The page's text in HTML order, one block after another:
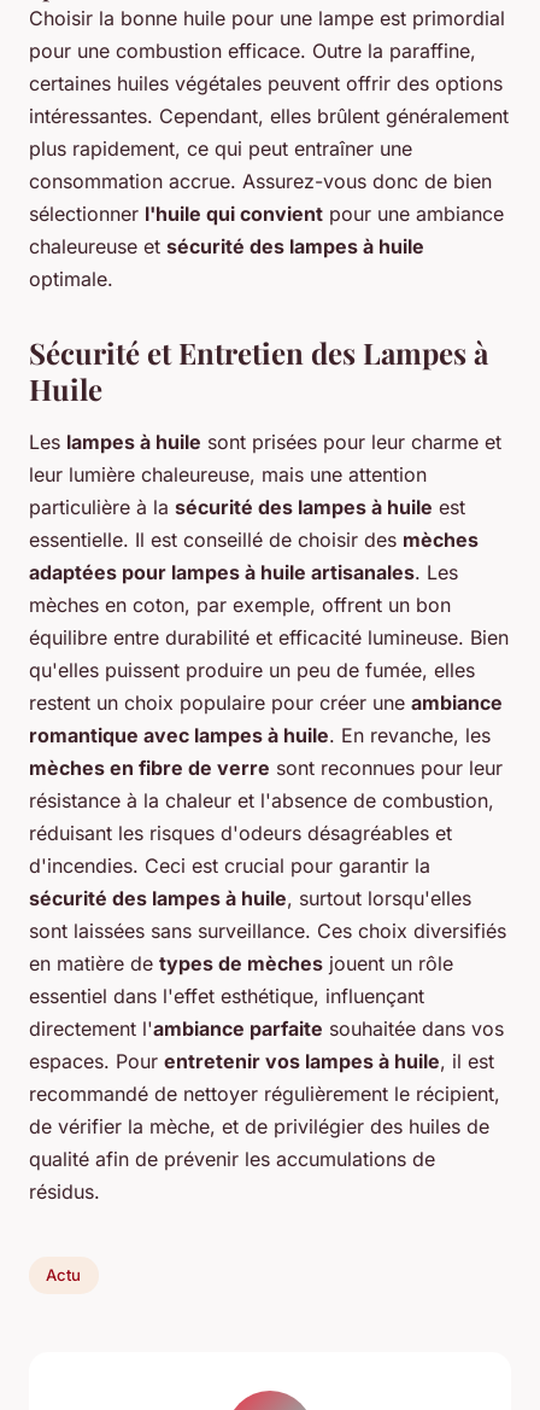
Choisir la bonne huile pour une lampe est primordial
pour une combustion efficace. Outre la paraffine,
certaines huiles végétales peuvent offrir des options
intéressantes. Cependant, elles brûlent généralement
plus rapidement, ce qui peut entraîner une
consommation accrue. Assurez-vous donc de bien
sélectionner l'huile qui convient pour une ambiance
chaleureuse et sécurité des lampes à huile
optimale.
Sécurité et Entretien des Lampes à
Huile
Les lampes à huile sont prisées pour leur charme et
leur lumière chaleureuse, mais une attention
particulière à la sécurité des lampes à huile est
essentielle. Il est conseillé de choisir des mèches
adaptées pour lampes à huile artisanales. Les
mèches en coton, par exemple, offrent un bon
équilibre entre durabilité et efficacité lumineuse. Bien
qu'elles puissent produire un peu de fumée, elles
restent un choix populaire pour créer une ambiance
romantique avec lampes à huile. En revanche, les
mèches en fibre de verre sont reconnues pour leur
résistance à la chaleur et l'absence de combustion,
réduisant les risques d'odeurs désagréables et
d'incendies. Ceci est crucial pour garantir la
sécurité des lampes à huile, surtout lorsqu'elles
sont laissées sans surveillance. Ces choix diversifiés
en matière de types de mèches jouent un rôle
essentiel dans l'effet esthétique, influençant
directement l'ambiance parfaite souhaitée dans vos
espaces. Pour entretenir vos lampes à huile, il est
recommandé de nettoyer régulièrement le récipient,
de vérifier la mèche, et de privilégier des huiles de
qualité afin de prévenir les accumulations de
résidus.
Actu